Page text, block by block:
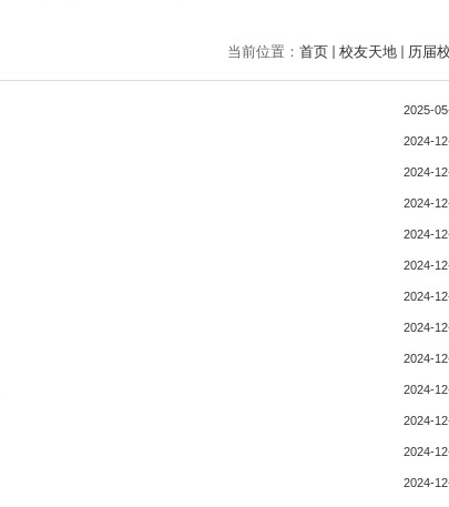
当前位置： 首页 校友天地 历届
2025-
2024-
2024-
2024-
2024-
2024-
2024-
2024-
2024-
2024-
2024-
2024-
2024-